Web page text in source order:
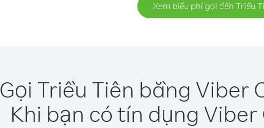
Xem biểu phí gọi đến Triều
Gọi Triều Tiên bằng Viber
Khi bạn có tín dụng